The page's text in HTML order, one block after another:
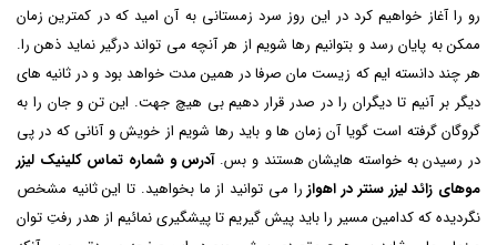
رو را آغاز خواهیم کرد در این روز سرد زمستانی به آن امید که در کمترین زمان
ممکن به پایان رسد و بتوانیم رها شویم از هر آنچه می تواند درگیر نماید ذهن را.
هر چند دانسته ایم که زیست مان صرفا در همین مدت خواهد بود و در ثانیه های
دیگر بر آنیم تا دیگران را در صدر قرار دهیم بی هیچ جهت. این تن و جان را به
گروگان گرفته است گویا آن زمان ها و باید رها شویم از خویش و آنانی که در پی
در رسیدن به خواسته هایشان هستند و بس.آدرس و شماره تماس کلینیک لیزر
موهای زائد لیزر سنتر در اهوازرا می توانید از ما بخواهید. تا این ثانیه مشخص
نگردیده که کدامین مسیر را باید پیش گیریم تا پیشگیری نمائیم از هدر رفتِ توان